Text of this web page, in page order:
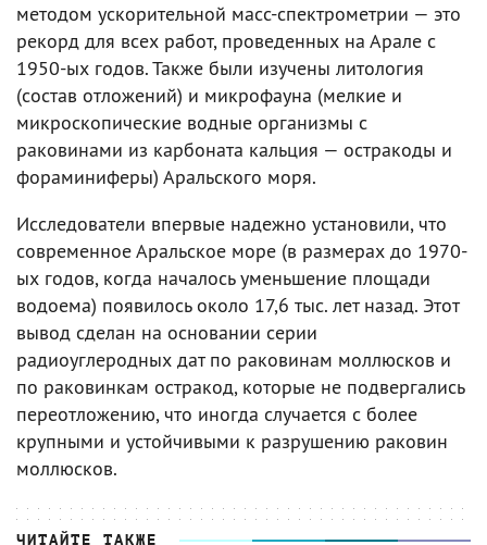
методом ускорительной масс-спектрометрии — это
рекорд для всех работ, проведенных на Арале с
1950-ых годов. Также были изучены литология
(состав отложений) и микрофауна (мелкие и
микроскопические водные организмы с
раковинами из карбоната кальция — остракоды и
фораминиферы) Аральского моря.
Исследователи впервые надежно установили, что
современное Аральское море (в размерах до 1970-
ых годов, когда началось уменьшение площади
водоема) появилось около 17,6 тыс. лет назад. Этот
вывод сделан на основании серии
радиоуглеродных дат по раковинам моллюсков и
по раковинкам остракод, которые не подвергались
переотложению, что иногда случается с более
крупными и устойчивыми к разрушению раковин
моллюсков.
ЧИТАЙТЕ ТАКЖЕ